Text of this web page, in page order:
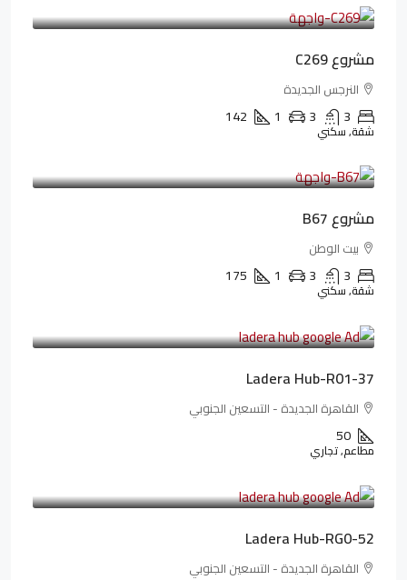
مشروع C269
النرجس الجديدة
3
3
1
142
شقة, سكني
4,550,000LE
مشروع B67
بيت الوطن
3
3
1
175
شقة, سكني
13,912,288LE
Ladera Hub-R01-37
القاهرة الجديدة - التسعين الجنوبي
50
مطاعم, تجاري
13,319,821LE
Ladera Hub-RG0-52
القاهرة الجديدة - التسعين الجنوبي